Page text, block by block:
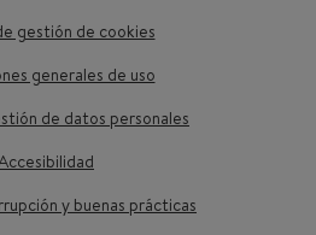
gestión de cookies
generales de uso
de datos personales
y buenas prácticas